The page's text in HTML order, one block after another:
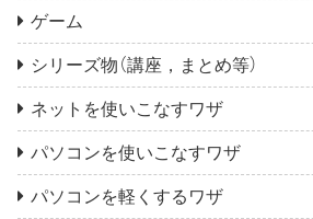
ゲーム
シリーズ物（講座，まとめ等）
ネットを使いこなすワザ
パソコンを使いこなすワザ
パソコンを軽くするワザ